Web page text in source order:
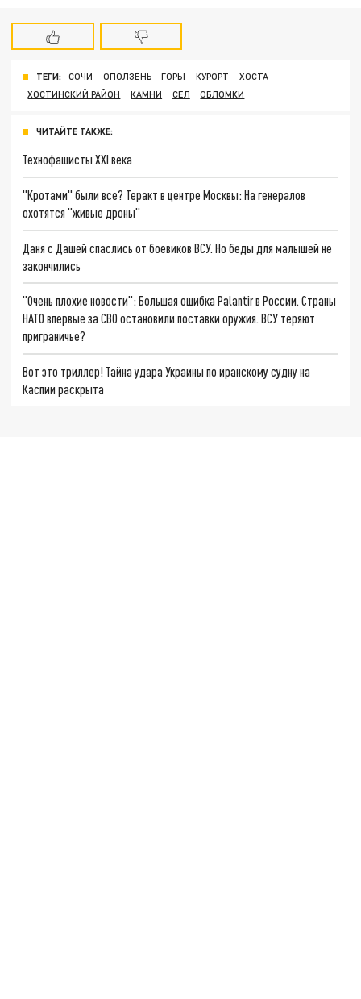
ТЕГИ: СОЧИ ОПОЛЗЕНЬ ГОРЫ КУРОРТ
ХОСТА
ХОСТИНСКИЙ РАЙОН
КАМНИ СЕЛ ОБЛОМКИ
ЧИТАЙТЕ ТАКЖЕ:
Технофашисты XXI века
"Кротами" были все? Теракт в центре Москвы: На генералов
охотятся "живые дроны"
Даня с Дашей спаслись от боевиков ВСУ. Но беды для малышей не
закончились
"Очень плохие новости": Большая ошибка Palantir в России. Страны
НАТО впервые за СВО остановили поставки оружия. ВСУ теряют
приграничье?
Вот это триллер! Тайна удара Украины по иранскому судну на
Каспии раскрыта